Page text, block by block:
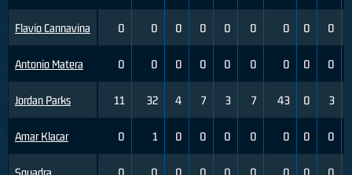
Flavio Cannavina
Antonio Matera
Jordan Parks
Amar Klacar
0 0 0 0 0 0 0 0 0
0 0 0 0 0 0 0 0 0
11 32 4 7 3 7 43 0 3
0 1 0 0 0 0 0 0 0